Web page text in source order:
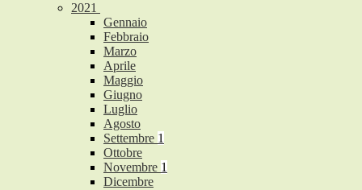
2021
Gennaio
Febbraio
Marzo
Aprile
Maggio
Giugno
Luglio
Agosto
Settembre 1
Ottobre
Novembre 1
Dicembre